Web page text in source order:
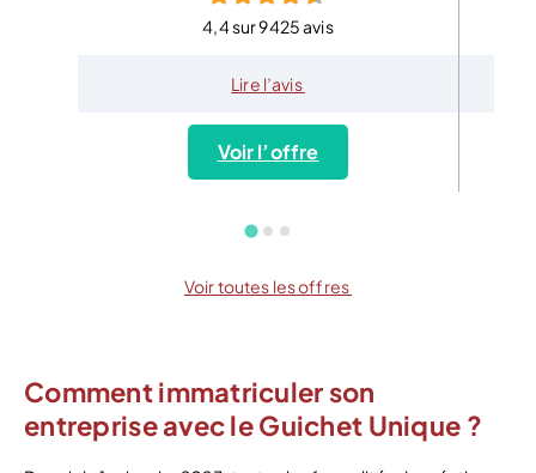
4,4 sur 9425 avis
Lire l’avis
Voir l’offre
Voir toutes les offres
Comment immatriculer son
entreprise avec le Guichet Unique ?